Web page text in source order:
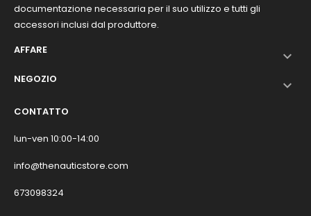
documentazione necessaria per il suo utilizzo e tutti gli
accessori inclusi dal produttore.
AFFARE

NEGOZIO 
CONTATTO
lun-ven 10:00-14:00
info@thenauticstore.com
673098324